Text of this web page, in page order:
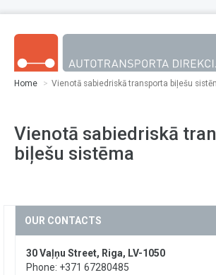
Home Vienotā sabiedriskā transporta biļešu
Vienotā sabiedriskā
biļešu sistēma
OUR CONTACTS
30 Vaļņu Street, Riga, LV-1050
Phone: +371 67280485